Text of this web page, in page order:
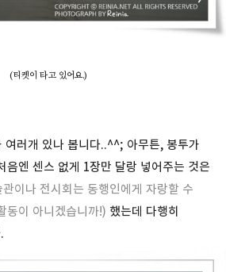
(티켓이 타고 있어요.)
여러개 있나 봅니다..^^; 아무튼, 봉투가
음엔 센스 없게 1장만 달랑 넣어주는 것은
이나 전시회는 동행인에게 자랑할 수
동이 아니겠습니까!) 했는데 다행히